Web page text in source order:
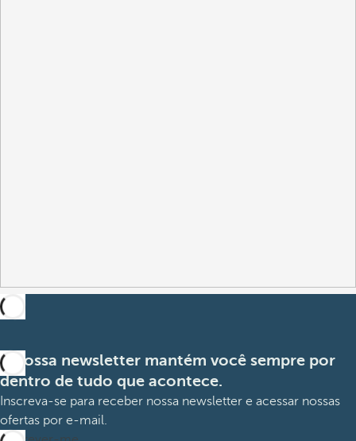
A nossa newsletter mantém você sempre por
dentro de tudo que acontece.
Inscreva-se para receber nossa newsletter e acessar nossas
ofertas por e-mail.